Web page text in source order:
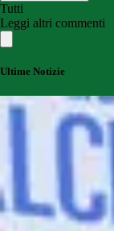
Tutti
Leggi altri commenti
Ultime Notizie